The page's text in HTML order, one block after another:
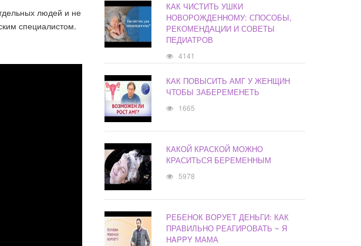
людей и не
специалистом.
КАК ЧИСТИТЬ УШКИ
НОВОРОЖДЕННОМУ: СПОСОБЫ,
РЕКОМЕНДАЦИИ И СОВЕТЫ
ПЕДИАТРОВ
4141
КАК ПОВЫСИТЬ АМГ У ЖЕНЩИН
ЧТОБЫ ЗАБЕРЕМЕНЕТЬ
1665
КАКОЙ КРАСКОЙ МОЖНО
КРАСИТЬСЯ БЕРЕМЕННЫМ
5978
РЕБЕНОК ВОРУЕТ ДЕНЬГИ: КАК
ПРАВИЛЬНО РЕАГИРОВАТЬ ~ Я
HAPPY МАМА